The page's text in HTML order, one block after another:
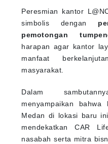
Peresmian kantor
simbolis dengan
pemotongan
harapan agar kantor
manfaat
masyarakat.
Dalam
menyampaikan bahwa
Medan di lokasi baru
mendekatkan CAR
nasabah serta mitra